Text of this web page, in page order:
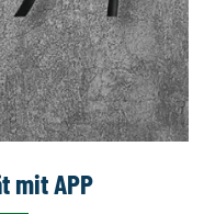
mit APP